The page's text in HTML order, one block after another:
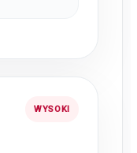
WYSOKI